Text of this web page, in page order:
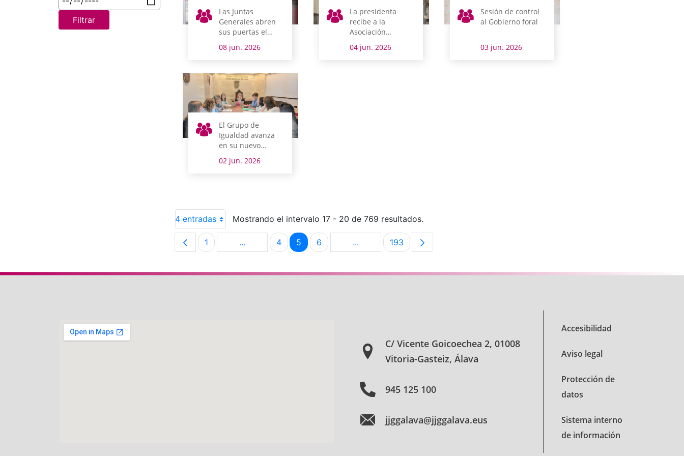
Filtrar
Las Juntas
Generales abren
sus puertas el
visitas gratuitas,
gusto, oferta
turística y
animación
callejera
08 jun. 2026
La presidenta
recibe a la
Asociación
demencias
04 jun. 2026
Sesión de control
al Gobierno foral
03 jun. 2026
El Grupo de
Igualdad avanza
en su nuevo
trabajo
02 jun. 2026
4 entradas Mostrando el intervalo 17 - 20 de 769 resultados.
Página
1 ...Páginas intermedias Use TAB para desplazarse.
Página
4 Página
5 Página
6 ...Páginas intermedias Use TAB para desplazarse.
Página
193
C/ Vicente Goicoechea 2, 01008
Vitoria-Gasteiz, Álava
945 125 100
jjggalava@jjggalava.eus
Accesibilidad
Aviso legal
Protección de
datos
Sistema interno
de información